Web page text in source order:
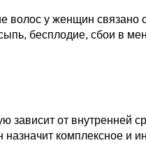
у женщин связано
бесплодие, сбои в
от внутренней
комплексное и